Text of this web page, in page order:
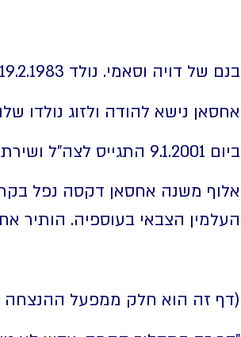
בנם של דויה וסאמי. נולד 19.2.1983 בדאלית אל כרמל. אח למונה, איהאב, סודקי ואיה.
אחסאן נישא להודה ולזוג נולדו
ביום 9.1.2001 התגייס לצה"ל ושירת בחיל שריון.
העלמין הצבאי בעוספיה. הותיר
(דף זה הוא חלק ממפעל ההנצחה